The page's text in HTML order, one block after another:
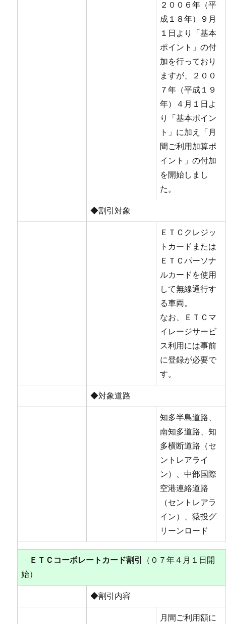
２００６年（平
成１８年）９月
１日より「基本
ポイント」の付
加を行っており
ますが、２００
７年（平成１９
年）４月１日よ
り「基本ポイン
ト」に加え「月
間ご利用加算ポ
イント」の付加
を開始しまし
た。
◆割引対象
ＥＴＣクレジッ
トカードまたは
ＥＴＣパーソナ
ルカードを使用
して無線通行す
る車両。
なお、ＥＴＣマ
イレージサービ
ス利用には事前
に登録が必要で
す。
◆対象道路
知多半島道路、
南知多道路、知
多横断道路（セ
ントレアライ
ン）、中部国際
空港連絡道路
（セントレアラ
イン）、猿投グ
リーンロード
ＥＴＣコーポレートカード割引
（０７年４月１日開
始）
◆割引内容
月間ご利用額に